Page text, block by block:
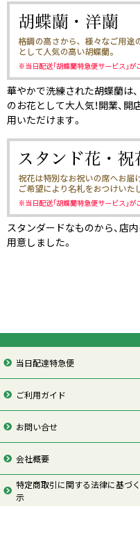
華やかで洗練された胡蝶蘭は
のお花として大人気！開業、開
用いただけます。
スタンダードなものから、店
用意しました。
当日配達特急便
ご利用ガイド
お問い合せ
会社概要
特定商取引に関する法律に基づ
示